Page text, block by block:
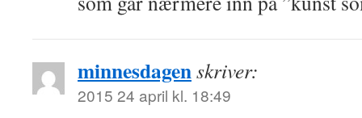
minnesdagenskriver:
2015 24 april kl. 18:49